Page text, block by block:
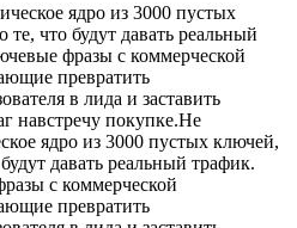
ядро из 3000 пустых
те, что будут давать реальный
фразы с коммерческой
превратить
в лида и заставить
навстречу покупке.Не
ядро из 3000 пустых ключей,
давать реальный трафик.
с коммерческой
превратить